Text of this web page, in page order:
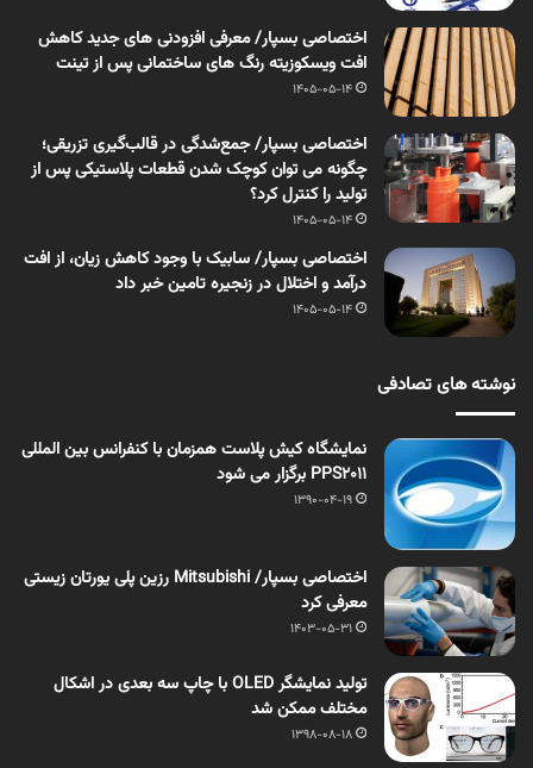
اختصاصی بسپار/ معرفی افزودنی های جدید کاهش
افت ویسکوزیته رنگ های ساختمانی پس از تینت
1405-05-14
اختصاصی بسپار/ جمع‌شدگی در قالب‌گیری تزریقی؛
چگونه می توان کوچک شدن قطعات پلاستیکی پس از
تولید را کنترل کرد؟
1405-05-14
اختصاصی بسپار/ سابیک با وجود کاهش زیان، از افت
درآمد و اختلال در زنجیره تامین خبر داد
1405-05-14
نوشته های تصادفی
نمایشگاه کیش پلاست همزمان با کنفرانس بین المللی
PPS2011 برگزار می شود
1390-04-19
اختصاصی بسپار/ Mitsubishi رزین پلی یورتان زیستی
معرفی کرد
1403-05-31
تولید نمایشگر OLED با چاپ سه بعدی در اشکال
مختلف ممکن شد
1398-08-18